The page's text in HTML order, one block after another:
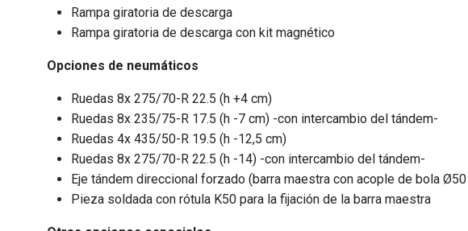
Rampa giratoria de descarga
Rampa giratoria de descarga con kit magnético
Opciones de neumáticos
Ruedas 8x 275/70-R 22.5 (h +4 cm)
Ruedas 8x 235/75-R 17.5 (h -7 cm) -con intercambio del tándem-
Ruedas 4x 435/50-R 19.5 (h -12,5 cm)
Ruedas 8x 275/70-R 22.5 (h -14) -con intercambio del tándem-
Eje tándem direccional forzado (barra maestra con acople de bola
Pieza soldada con rótula K50 para la fijación de la barra maestra